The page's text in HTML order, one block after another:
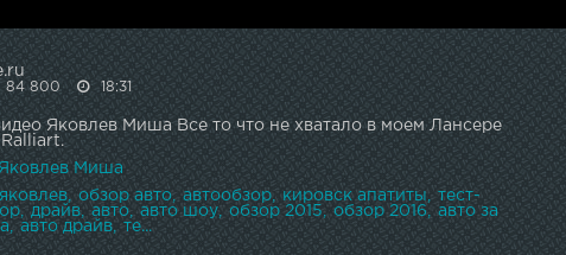
84 800 18:31
Яковлев Миша Все то что не хватало в моем Лансере
Ralliart.
Миша
обзор авто автообзор кировск апатиты
тест-
драйв авто авто шоу обзор 2015 обзор 2016
авто за
авто драйв те...